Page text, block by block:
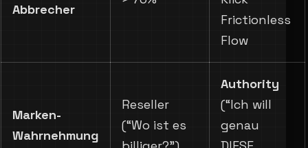
Abbrecher
Frictionless
Flow
Marken-
Wahrnehmung
Reseller
(“Wo ist es
Authority
(“Ich will
genau